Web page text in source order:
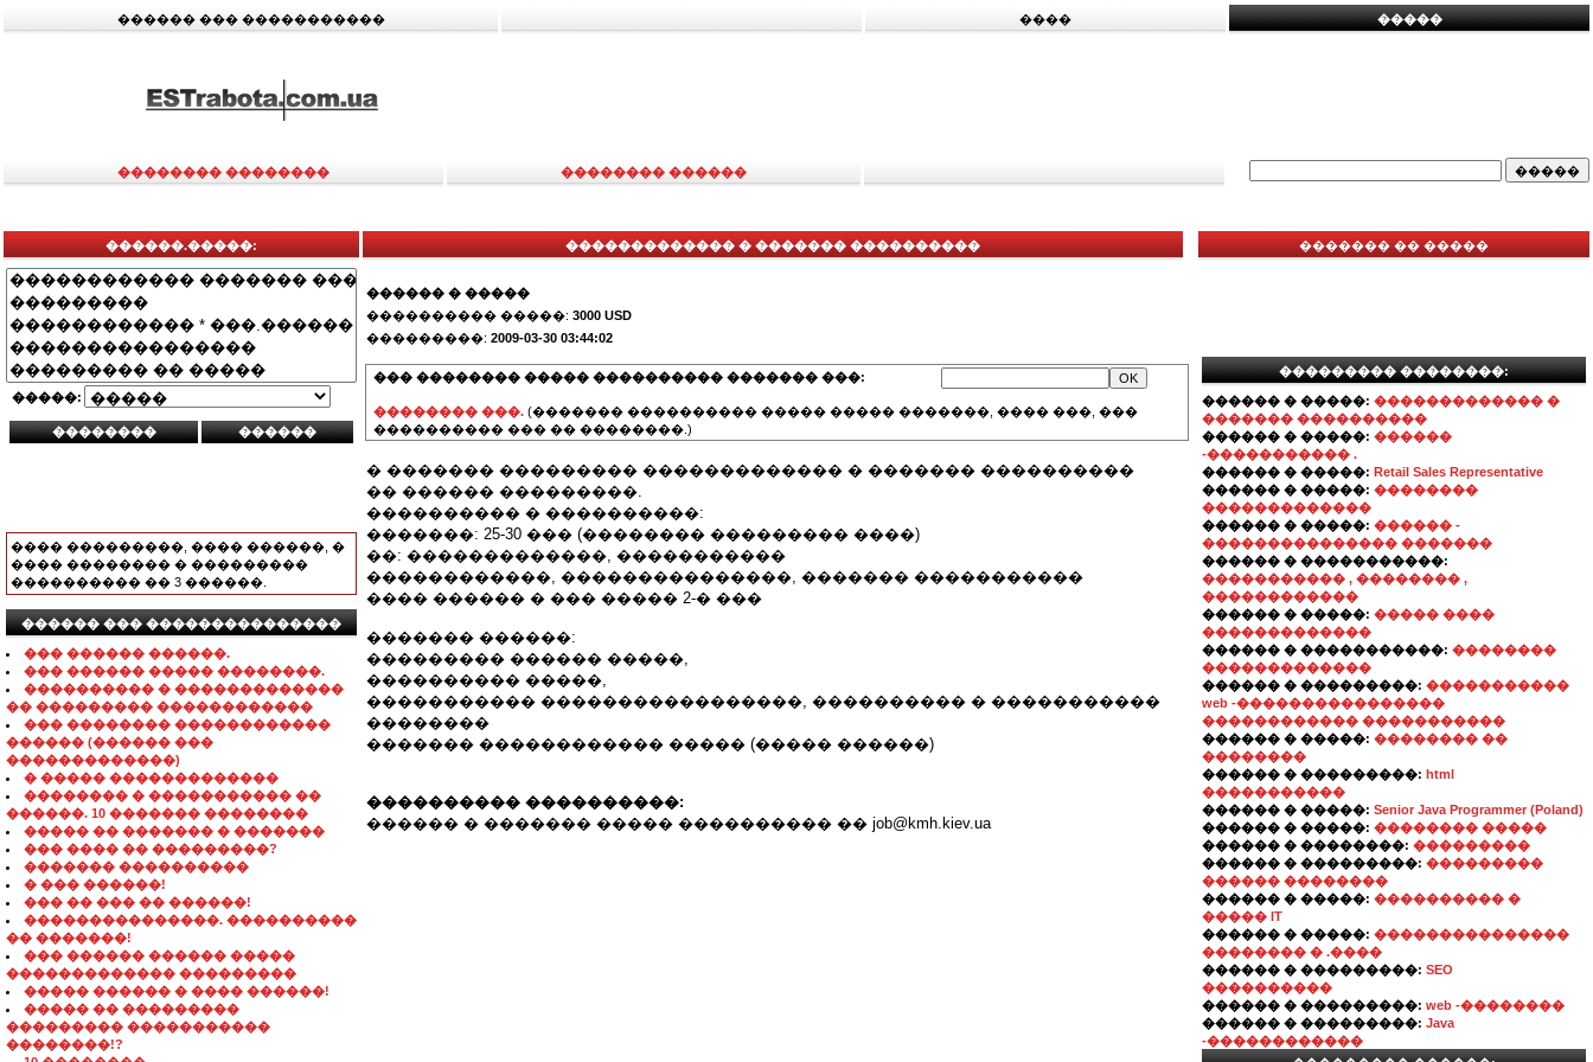
������ ��� ����������� ���� �����
�������� �������� �������� ������
������.�����:
�����:
���� ���������, ���� ������, �
���� �������� � ���������
���������� �� 3 ������.
������ ��� ���������������
��� ������ ������.
��� ������ ����� ��������.
���������� � �������������
�� ��������� ������������
��� �������� ������������
������ (������ ���
�������������)
� ����� �������������
�������� � ����������� ��
������. 10 ������� ��������
����� �� ������� � �������
��� ���� �� ���������?
������� ����������
� ��� ������!
��� �� ��� �� ������!
���������������. ����������
�� �������!
��� ������ ������ �����
������������� ���������
����� ������ � ���� ������!
����� �� ���������
��������� �����������
��������!?
������������� � ������� ����������
������ � �����
���������� �����: 3000 USD
���������: 2009-03-30 03:44:02
��� �������� ����� ���������� ������� ���:
�������� ���. (������� ���������� ����� ����� �������, ���� ���, ���
���������� ��� �� ��������.)
� ������� ��������� ������������� � ������� ����������
�� ������ ���������.
���������� � ����������:
�������: 25-30 ��� (�������� ��������� ����)
��: �������������, �����������
������������, ���������������, ������� �����������
���� ������ � ��� ����� 2-� ���
������� ������:
��������� ������ �����,
���������� �����,
����������� �����������������, ���������� � �����������
��������
������� ������������ ����� (����� ������)
���������� ����������:
������ � ������� ����� ���������� �� job@kmh.kiev.ua
������� �� �����
��������� ��������:
������ � �����: ������������� �
������� ����������
������ � �����: ������
-����������� .
������ � �����: Retail Sales Representative
������ � �����: ��������
�������������
������ � �����: ������ -
��������������� �������
������ � �����������:
����������� , �������� ,
������������
������ � �����: ����� ����
�������������
������ � �����������: ��������
�������������
������ � ���������: �����������
web -����������������
������������ �����������
������ � �����: �������� ��
��������
������ � ���������: html
�����������
������ � �����: Senior Java Programmer (Poland)
������ � �����: �������� �����
������ � ��������: ���������
������ � ���������: ���������
������ ��������
������ � �����: ���������� �
����� IT
������ � �����: ���������������
�������� � .����
������ � ���������: SEO
����������
������ � ���������: web -��������
������ � ���������: Java
-������������